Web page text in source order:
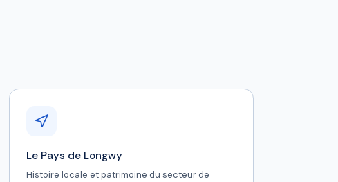
Le Pays de Longwy
Histoire locale et patrimoine du secteur de